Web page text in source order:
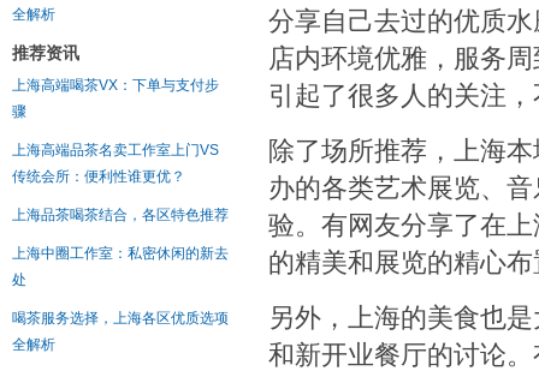
全解析
推荐资讯
上海高端喝茶VX：下单与支付步
骤
上海高端品茶名卖工作室上门VS
传统会所：便利性谁更优？
上海品茶喝茶结合，各区特色推荐
上海中圈工作室：私密休闲的新去
处
喝茶服务选择，上海各区优质选项
全解析
分享自己去过的优质
店内环境优雅，服务
引起了很多人的关注
除了场所推荐，上海
办的各类艺术展览、
验。有网友分享了在
的精美和展览的精心
另外，上海的美食也
和新开业餐厅的讨论